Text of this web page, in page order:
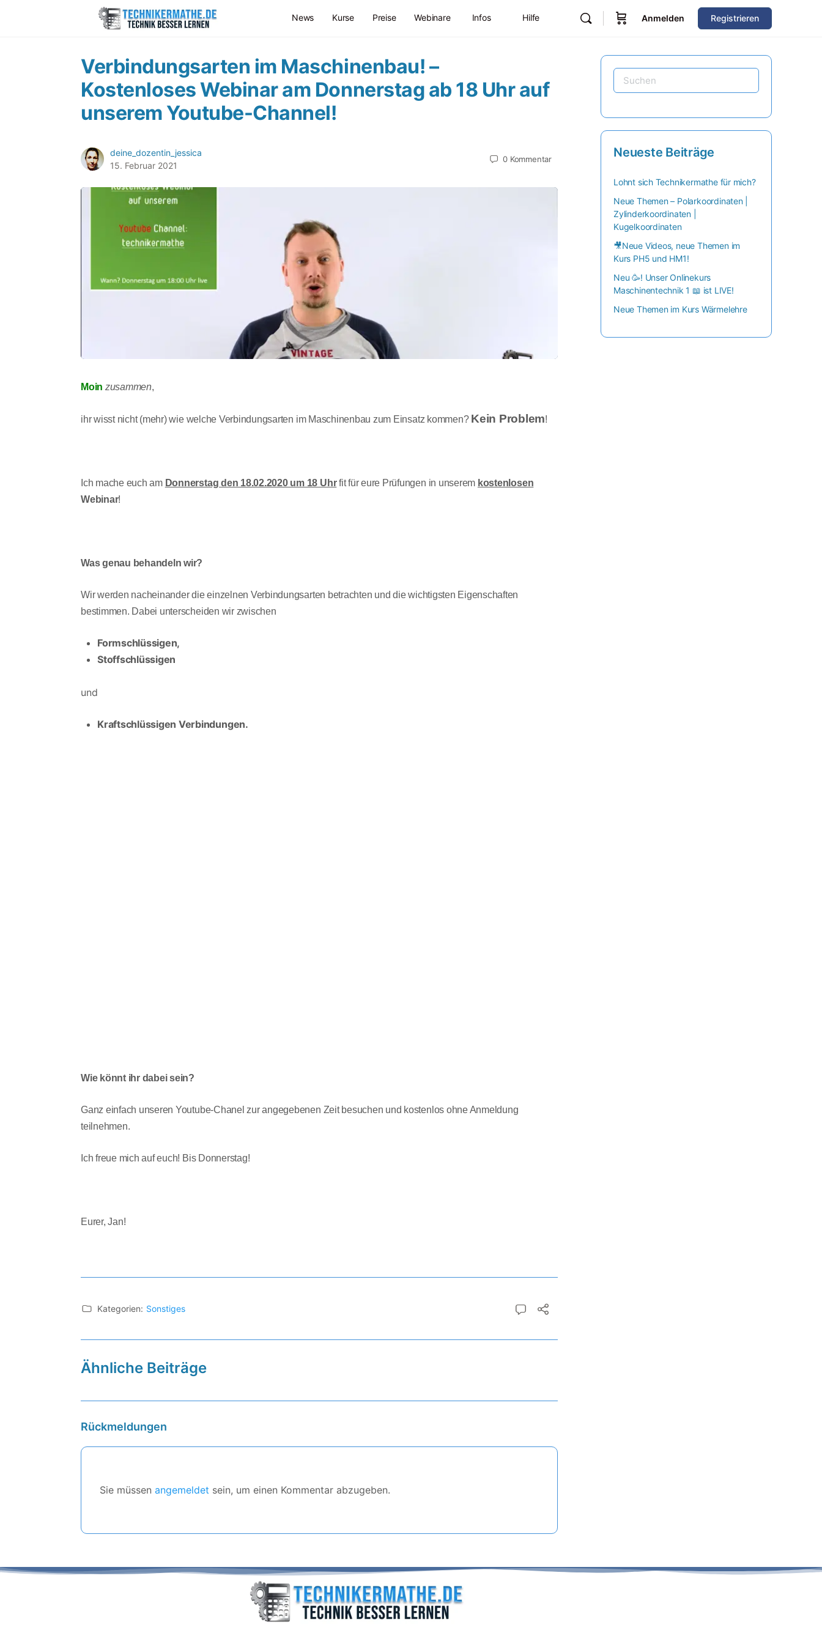
News Kurse Preise Webinare Infos Hilfe Anmelden Registrieren
Verbindungsarten im Maschinenbau! –
Kostenloses Webinar am Donnerstag ab 18 Uhr auf
unserem Youtube-Channel!
deine_dozentin_jessica
15. Februar 2021
0 Kommentar
Moin zusammen,
ihr wisst nicht (mehr) wie welche Verbindungsarten im Maschinenbau zum Einsatz kommen? Kein Problem!
Ich mache euch am Donnerstag den 18.02.2020 um 18 Uhrfit für eure Prüfungen in unserem kostenlosen
Webinar!
Was genau behandeln wir?
Wir werden nacheinander die einzelnen Verbindungsarten betrachten und die wichtigsten Eigenschaften
bestimmen. Dabei unterscheiden wir zwischen
Formschlüssigen,
Stoffschlüssigen
und
Kraftschlüssigen Verbindungen.
Wie könnt ihr dabei sein?
Ganz einfach unseren Youtube-Chanel zur angegebenen Zeit besuchen und kostenlos ohne Anmeldung
teilnehmen.
Ich freue mich auf euch! Bis Donnerstag!
Eurer, Jan!
Kategorien: Sonstiges
Ähnliche Beiträge
Rückmeldungen
Sie müssen angemeldet sein, um einen Kommentar abzugeben.
Neueste Beiträge
Lohnt sich Technikermathe für mich?
Neue Themen – Polarkoordinaten |
Zylinderkoordinaten |
Kugelkoordinaten
🎥Neue Videos, neue Themen im
Kurs PH5 und HM1!
Neu 🥳! Unser Onlinekurs
Maschinentechnik 1 📖 ist LIVE!
Neue Themen im Kurs Wärmelehre